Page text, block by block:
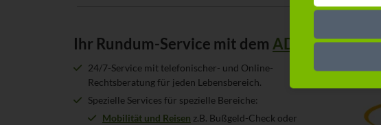
Ihr Rundum-Service mit dem ADVOCARD-
24/7-Service mit telefonischer- und Online-
Rechtsberatung für jeden Lebensbereich.
Spezielle Services für spezielle Bereiche:
Mobilität und Reisen z.B. Bußgeld-Check oder